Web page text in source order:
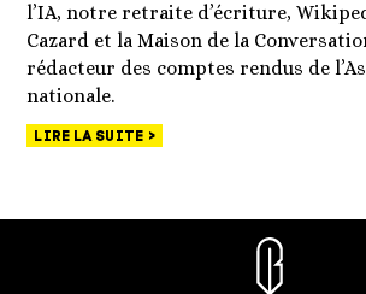
l’IA, notre retraite d’écriture,
Cazard et la Maison de la
rédacteur des comptes rendus de
nationale.
LIRE LA SUITE